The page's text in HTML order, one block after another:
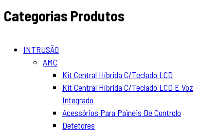
Categorias Produtos
INTRUSÃO
AMC
Kit Central Híbrida C/Teclado LCD
Kit Central Híbrida C/Teclado LCD E Voz
Integrado
Acessórios Para Painéis De Controlo
Detetores